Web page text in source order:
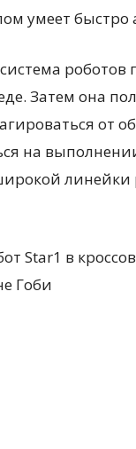
умеет
роботов
Затем она
на
линейки